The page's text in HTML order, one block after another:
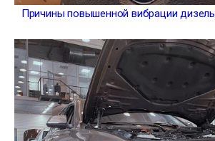
Причины повышенной вибрации